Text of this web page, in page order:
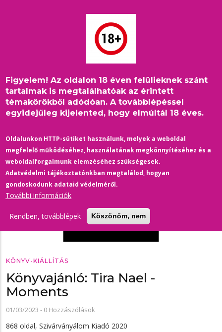
Figyelem! Az oldalon 18 éven felülieknek szánt
tartalmak is megtalálhatóak az érintett
témakörökből adódóan. A továbblépéssel
egyidejűleg kijelented, hogy elmúltál 18 éves.
Oldalunkon HTTP-sütiket használunk, melyek a weboldal
megfelelő működéséhez, használatának megkönnyítéséhez és a
weboldalforgalmunk elemzéséhez szükségesek.
Adatvédelmi tájékoztatónkban megtalálod, hogyan
gondoskodunk adataid védelméről.
További információk
Rendben, továbblépek Köszönöm, nem
Morzsa
Címlap /Könyv-Kiállítás / Könyvajánló: Tira Nael - Moments
KÖNYV-KIÁLLÍTÁS
Könyvajánló: Tira Nael -
Moments
01/03/2023 - 0 Hozzászólások
868 oldal, Szivárványálom Kiadó 2020